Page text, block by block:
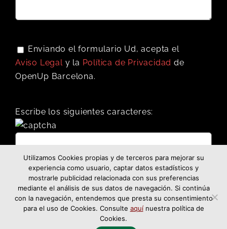
Enviando el formulario Ud, acepta el
Aviso Legaly la Política de Privacidad de
OpenUp Barcelona.
Escribe los siguientes caracteres:
Utilizamos Cookies propias y de terceros para mejorar su
experiencia como usuario, captar datos estadísticos y
mostrarle publicidad relacionada con sus preferencias
mediante el análisis de sus datos de navegación. Si continúa
con la navegación, entendemos que presta su consentimiento
para el uso de Cookies. Consulte aquínuestra política de
Cookies.